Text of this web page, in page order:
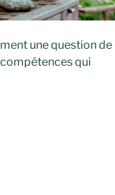
une question de
qui